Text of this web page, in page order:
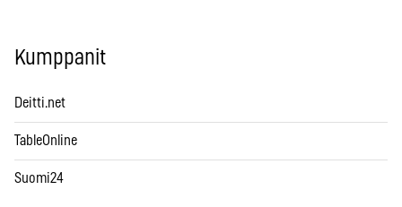
Kumppanit
Deitti.net
TableOnline
Suomi24